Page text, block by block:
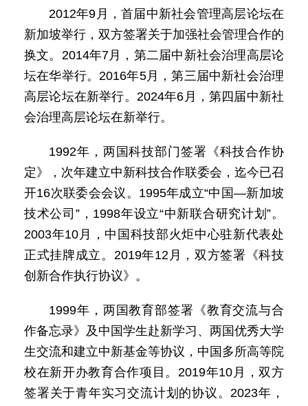
2012年9月，首届中新社会管理高层论坛在
新加坡举行，双方签署关于加强社会管理合作的
换文。2014年7月，第二届中新社会治理高层论
坛在华举行。2016年5月，第三届中新社会治理
高层论坛在新举行。2024年6月，第四届中新社
会治理高层论坛在新举行。
1992年，两国科技部门签署《科技合作协
定》，次年建立中新科技合作联委会，迄今已召
开16次联委会会议。1995年成立“中国—新加坡
技术公司”，1998年设立“中新联合研究计划”。
2003年10月，中国科技部火炬中心驻新代表处
正式挂牌成立。2019年12月，双方签署《科技
创新合作执行协议》。
1999年，两国教育部签署《教育交流与合
作备忘录》及中国学生赴新学习、两国优秀大学
生交流和建立中新基金等协议，中国多所高等院
校在新开办教育合作项目。2019年10月，双方
签署关于青年实习交流计划的协议。2023年，